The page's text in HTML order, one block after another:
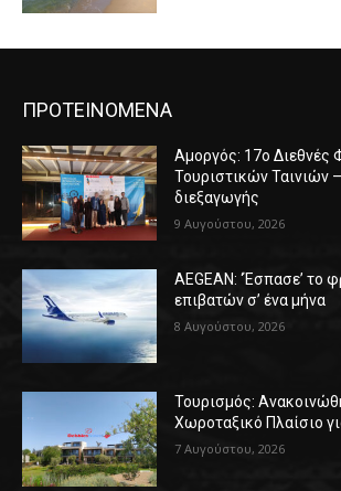
ΠΡΟΤΕΙΝΟΜΕΝΑ
Αμοργός: 17ο Διεθνές
Τουριστικών Ταινιών
διεξαγωγής
9 Αυγούστου, 2026
AEGEAN: ‘Έσπασε’ το
επιβατών σ’ ένα μήνα
8 Αυγούστου, 2026
Τουρισμός:
Χωροταξικό Πλαίσιο
7 Αυγούστου, 2026